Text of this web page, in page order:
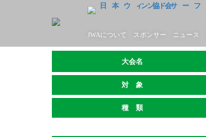
JWAについて スポンサー ニュース
大会名
対 象
種 類